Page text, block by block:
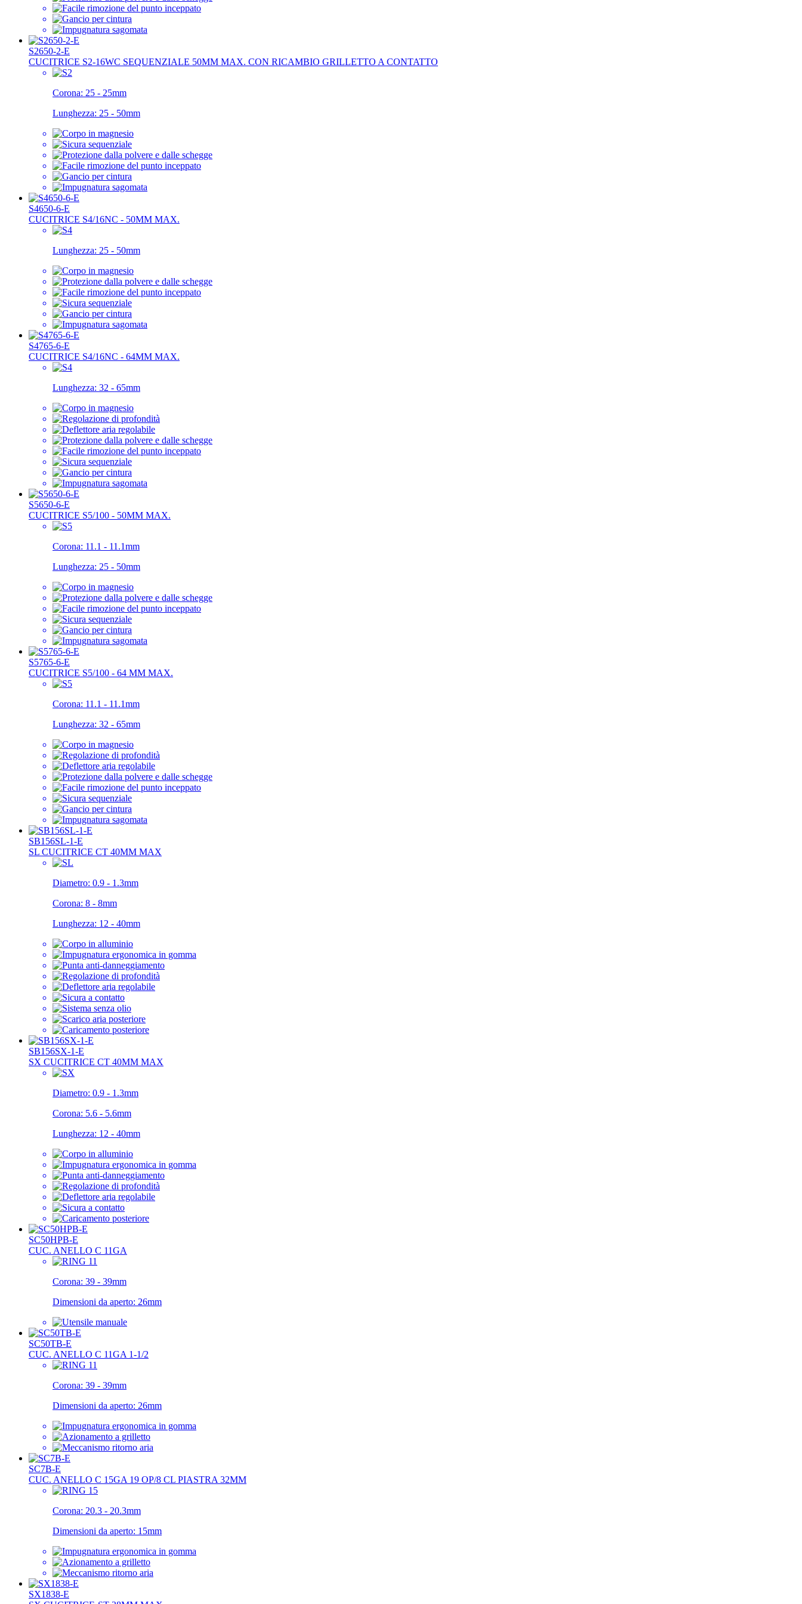
S2650-2-E
CUCITRICE S2-16WC SEQUENZIALE 50MM MAX. CON RICAMBIO GRILLETTO A CONTATTO
Corona: 25 - 25mm
Lunghezza: 25 - 50mm
S4650-6-E
CUCITRICE S4/16NC - 50MM MAX.
Lunghezza: 25 - 50mm
S4765-6-E
CUCITRICE S4/16NC - 64MM MAX.
Lunghezza: 32 - 65mm
S5650-6-E
CUCITRICE S5/100 - 50MM MAX.
Corona: 11.1 - 11.1mm
Lunghezza: 25 - 50mm
S5765-6-E
CUCITRICE S5/100 - 64 MM MAX.
Corona: 11.1 - 11.1mm
Lunghezza: 32 - 65mm
SB156SL-1-E
SL CUCITRICE CT 40MM MAX
Diametro: 0.9 - 1.3mm
Corona: 8 - 8mm
Lunghezza: 12 - 40mm
SB156SX-1-E
SX CUCITRICE CT 40MM MAX
Diametro: 0.9 - 1.3mm
Corona: 5.6 - 5.6mm
Lunghezza: 12 - 40mm
SC50HPB-E
CUC. ANELLO C 11GA
Corona: 39 - 39mm
Dimensioni da aperto: 26mm
SC50TB-E
CUC. ANELLO C 11GA 1-1/2
Corona: 39 - 39mm
Dimensioni da aperto: 26mm
SC7B-E
CUC. ANELLO C 15GA 19 OP/8 CL PIASTRA 32MM
Corona: 20.3 - 20.3mm
Dimensioni da aperto: 15mm
SX1838-E